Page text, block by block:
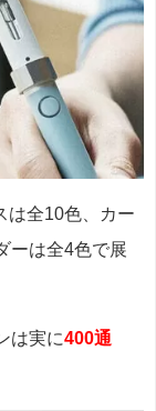
全10色、
カー
ーは全4色で展
は実に400通